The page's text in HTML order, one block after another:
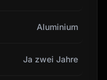
Aluminium
Ja zwei Jahre